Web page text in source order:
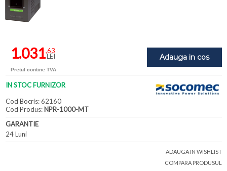
Adauga in cos
1.031,63
LEI
Pretul contine TVA
IN STOC FURNIZOR
Cod Bocris: 62160
Cod Produs: NPR-1000-MT
GARANTIE
24 Luni
ADAUGA IN WISHLIST
COMPARA PRODUSUL